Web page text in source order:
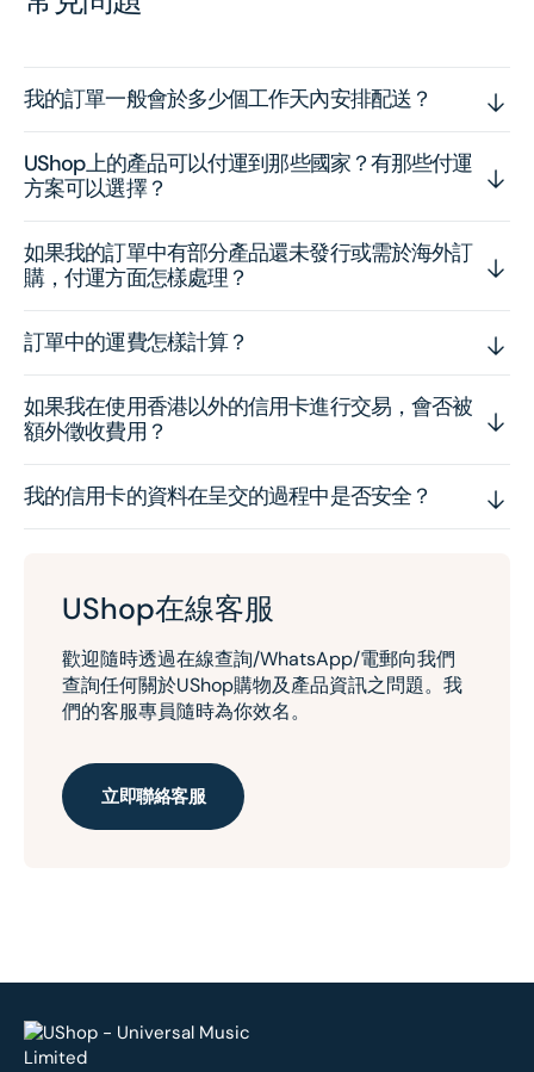
我的訂單一般會於多少個工作天內安排配送？
UShop上的產品可以付運到那些國家？有那些付運
方案可以選擇？
如果我的訂單中有部分產品還未發行或需於海外訂
購，付運方面怎樣處理？
訂單中的運費怎樣計算？
如果我在使用香港以外的信用卡進行交易，會否被
額外徵收費用？
我的信用卡的資料在呈交的過程中是否安全？
UShop在線客服
歡迎隨時透過在線查詢/WhatsApp/電郵向我們
查詢任何關於UShop購物及產品資訊之問題。我
們的客服專員隨時為你效名。
立即聯絡客服